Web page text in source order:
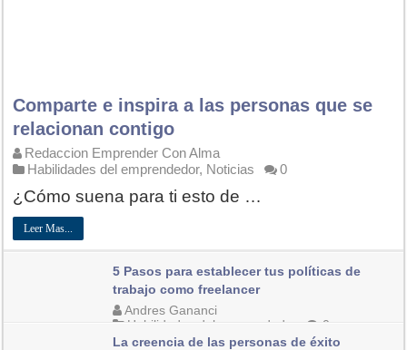
Comparte e inspira a las personas que se
relacionan contigo
Redaccion Emprender Con Alma
Habilidades del emprendedor, Noticias 0
¿Cómo suena para ti esto de …
Leer Mas...
5 Pasos para establecer tus políticas de
trabajo como freelancer
Andres Gananci
Habilidades del emprendedor
0
La creencia de las personas de éxito